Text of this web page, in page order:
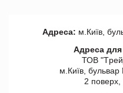
Адреса: м.Київ,
Адреса для
ТОВ
м.Київ,
2